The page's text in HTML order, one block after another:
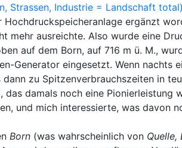
Strassen, Industrie = Landschaft
Hochdruckspeicheranlage ergänzt
mehr ausreichte. Also wurde eine
auf dem Born, auf 716 m ü. M.,
Generator eingesetzt. Wenn nachts
dann zu Spitzenverbrauchszeiten in
das damals noch eine
und mich interessierte, was davon
Born (was wahrscheinlich von Quelle,